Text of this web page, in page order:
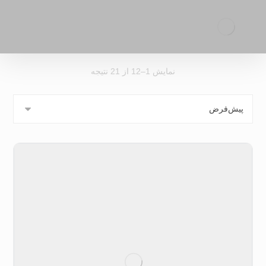
نمایش 1–12 از 21 نتیجه